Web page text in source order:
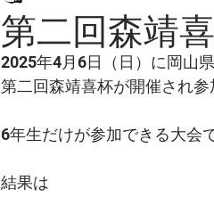
第二回森靖
2025年4月6日（日）に岡山
第二回森靖喜杯が開催され参
6年生だけが参加できる大会
結果は